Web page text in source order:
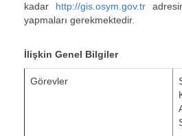
kadar http://gis.osym.gov.tr
yapmaları gerekmektedir.
İlişkin Genel Bilgiler
Görevler